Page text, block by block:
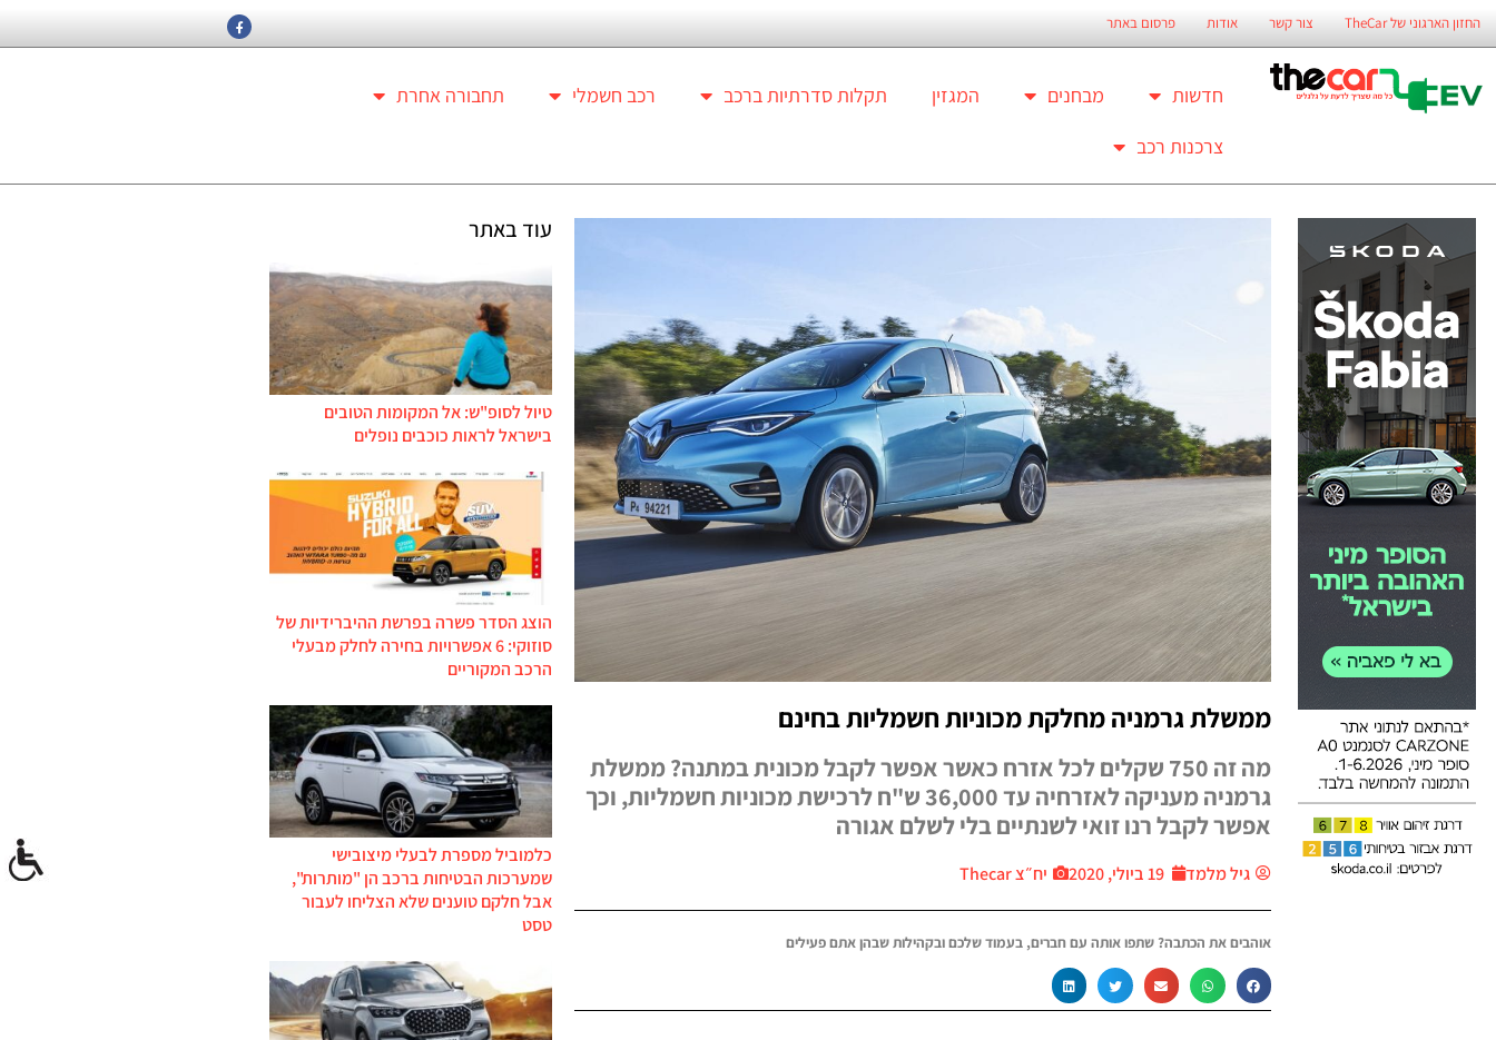
החזון הארגוני של TheCar צור קשר אודות פרסום באתר
חדשות מבחנים המגזין תקלות סדרתיות ברכב רכב חשמלי
תחבורה אחרת
צרכנות רכב
ממשלת גרמניה מחלקת מכוניות חשמליות בחינם
מה זה 750 שקלים לכל אזרח כאשר אפשר לקבל מכונית במתנה? ממשלת
גרמניה מעניקה לאזרחיה עד 36,000 ש"ח לרכישת מכוניות חשמליות, וכך
אפשר לקבל רנו זואי לשנתיים בלי לשלם אגורה
גיל מלמד 19 ביולי, 2020 יח״צ Thecar
אוהבים את הכתבה? שתפו אותה עם חברים, בעמוד שלכם ובקהילות שבהן אתם פעילים
עוד באתר
טיול לסופ"ש: אל המקומות הטובים
בישראל לראות כוכבים נופלים
הוצג הסדר פשרה בפרשת ההיברידיות של
סוזוקי: 6 אפשרויות בחירה לחלק מבעלי
הרכב המקוריים
כלמוביל מספרת לבעלי מיצובישי
שמערכות הבטיחות ברכב הן "מותרות",
אבל חלקם טוענים שלא הצליחו לעבור
טסט